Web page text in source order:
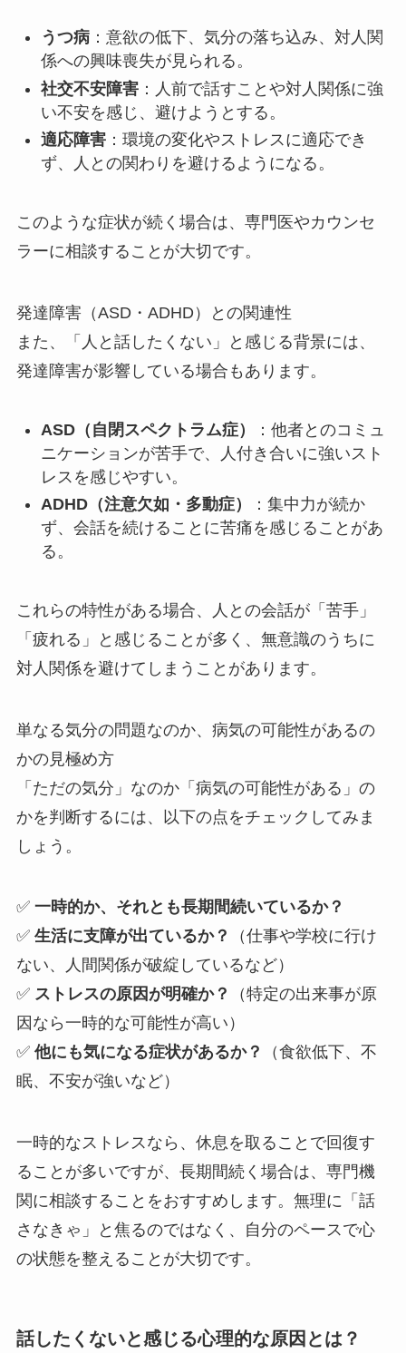
うつ病：意欲の低下、気分の落ち込み、対人関
係への興味喪失が見られる。
社交不安障害：人前で話すことや対人関係に強
い不安を感じ、避けようとする。
適応障害：環境の変化やストレスに適応でき
ず、人との関わりを避けるようになる。
このような症状が続く場合は、専門医やカウンセ
ラーに相談することが大切です。
発達障害（ASD・ADHD）との関連性
また、「人と話したくない」と感じる背景には、
発達障害が影響している場合もあります。
ASD（自閉スペクトラム症）
：他者とのコミュ
ニケーションが苦手で、人付き合いに強いスト
レスを感じやすい。
ADHD（注意欠如・多動症）
：集中力が続か
ず、会話を続けることに苦痛を感じることがあ
る。
これらの特性がある場合、人との会話が「苦手」
「疲れる」と感じることが多く、無意識のうちに
対人関係を避けてしまうことがあります。
単なる気分の問題なのか、病気の可能性があるの
かの見極め方
「ただの気分」なのか「病気の可能性がある」の
かを判断するには、以下の点をチェックしてみま
しょう。
✅ 一時的か、それとも長期間続いているか？
✅ 生活に支障が出ているか？
（仕事や学校に行け
ない、人間関係が破綻しているなど）
✅ ストレスの原因が明確か？
（特定の出来事が原
因なら一時的な可能性が高い）
✅ 他にも気になる症状があるか？
（食欲低下、不
眠、不安が強いなど）
一時的なストレスなら、休息を取ることで回復す
ることが多いですが、長期間続く場合は、専門機
関に相談することをおすすめします。無理に「話
さなきゃ」と焦るのではなく、自分のペースで心
の状態を整えることが大切です。
話したくないと感じる心理的な原因とは？